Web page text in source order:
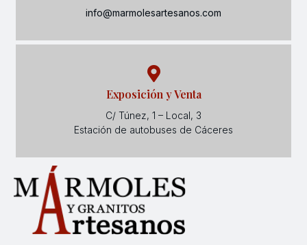
info@marmolesartesanos.com
Exposición y Venta
C/ Túnez, 1 – Local, 3
Estación de autobuses de Cáceres